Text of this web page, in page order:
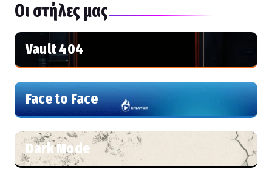
Οι στήλες μας
Vault 404
Face to Face
Dark Mode